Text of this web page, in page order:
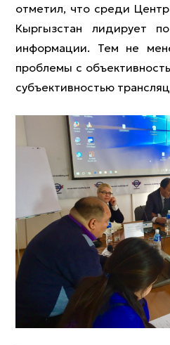
отметил, что среди
Кыргызстан лидирует
информации. Тем не
проблемы с
субъективностью